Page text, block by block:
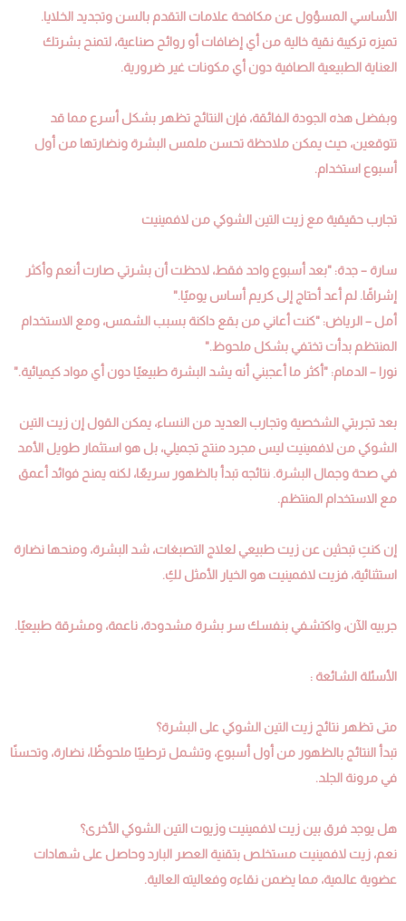
الأساسي المسؤول عن مكافحة علامات التقدم بالسن وتجديد الخلايا.
تميزه تركيبة نقية خالية من أي إضافات أو روائح صناعية، لتمنح بشرتك
العناية الطبيعية الصافية دون أي مكونات غير ضرورية.
وبفضل هذه الجودة الفائقة، فإن النتائج تظهر بشكل أسرع مما قد
تتوقعين، حيث يمكن ملاحظة تحسن ملمس البشرة ونضارتها من أول
أسبوع استخدام.
تجارب حقيقية مع زيت التين الشوكي من لافمينيت
سارة – جدة: "بعد أسبوع واحد فقط، لاحظت أن بشرتي صارت أنعم وأكثر
إشراقًا. لم أعد أحتاج إلى كريم أساس يوميًا."
أمل – الرياض: "كنت أعاني من بقع داكنة بسبب الشمس، ومع الاستخدام
المنتظم بدأت تختفي بشكل ملحوظ."
نورا – الدمام: "أكثر ما أعجبني أنه يشد البشرة طبيعيًا دون أي مواد كيميائية."
بعد تجربتي الشخصية وتجارب العديد من النساء، يمكن القول إن زيت التين
الشوكي من لافمينيت ليس مجرد منتج تجميلي، بل هو استثمار طويل الأمد
في صحة وجمال البشرة. نتائجه تبدأ بالظهور سريعًا، لكنه يمنح فوائد أعمق
مع الاستخدام المنتظم.
إن كنتِ تبحثين عن زيت طبيعي لعلاج التصبغات، شد البشرة، ومنحها نضارة
استثنائية، فزيت لافمينيت هو الخيار الأمثل لكِ.
جربيه الآن، واكتشفي بنفسك سر بشرة مشدودة، ناعمة، ومشرقة طبيعيًا.
الأسئلة الشائعة :
متى تظهر نتائج زيت التين الشوكي على البشرة؟
تبدأ النتائج بالظهور من أول أسبوع، وتشمل ترطيبًا ملحوظًا، نضارة، وتحسنًا
في مرونة الجلد.
هل يوجد فرق بين زيت لافمينيت وزيوت التين الشوكي الأخرى؟
نعم، زيت لافمينيت مستخلص بتقنية العصر البارد وحاصل على شهادات
عضوية عالمية، مما يضمن نقاءه وفعاليته العالية.